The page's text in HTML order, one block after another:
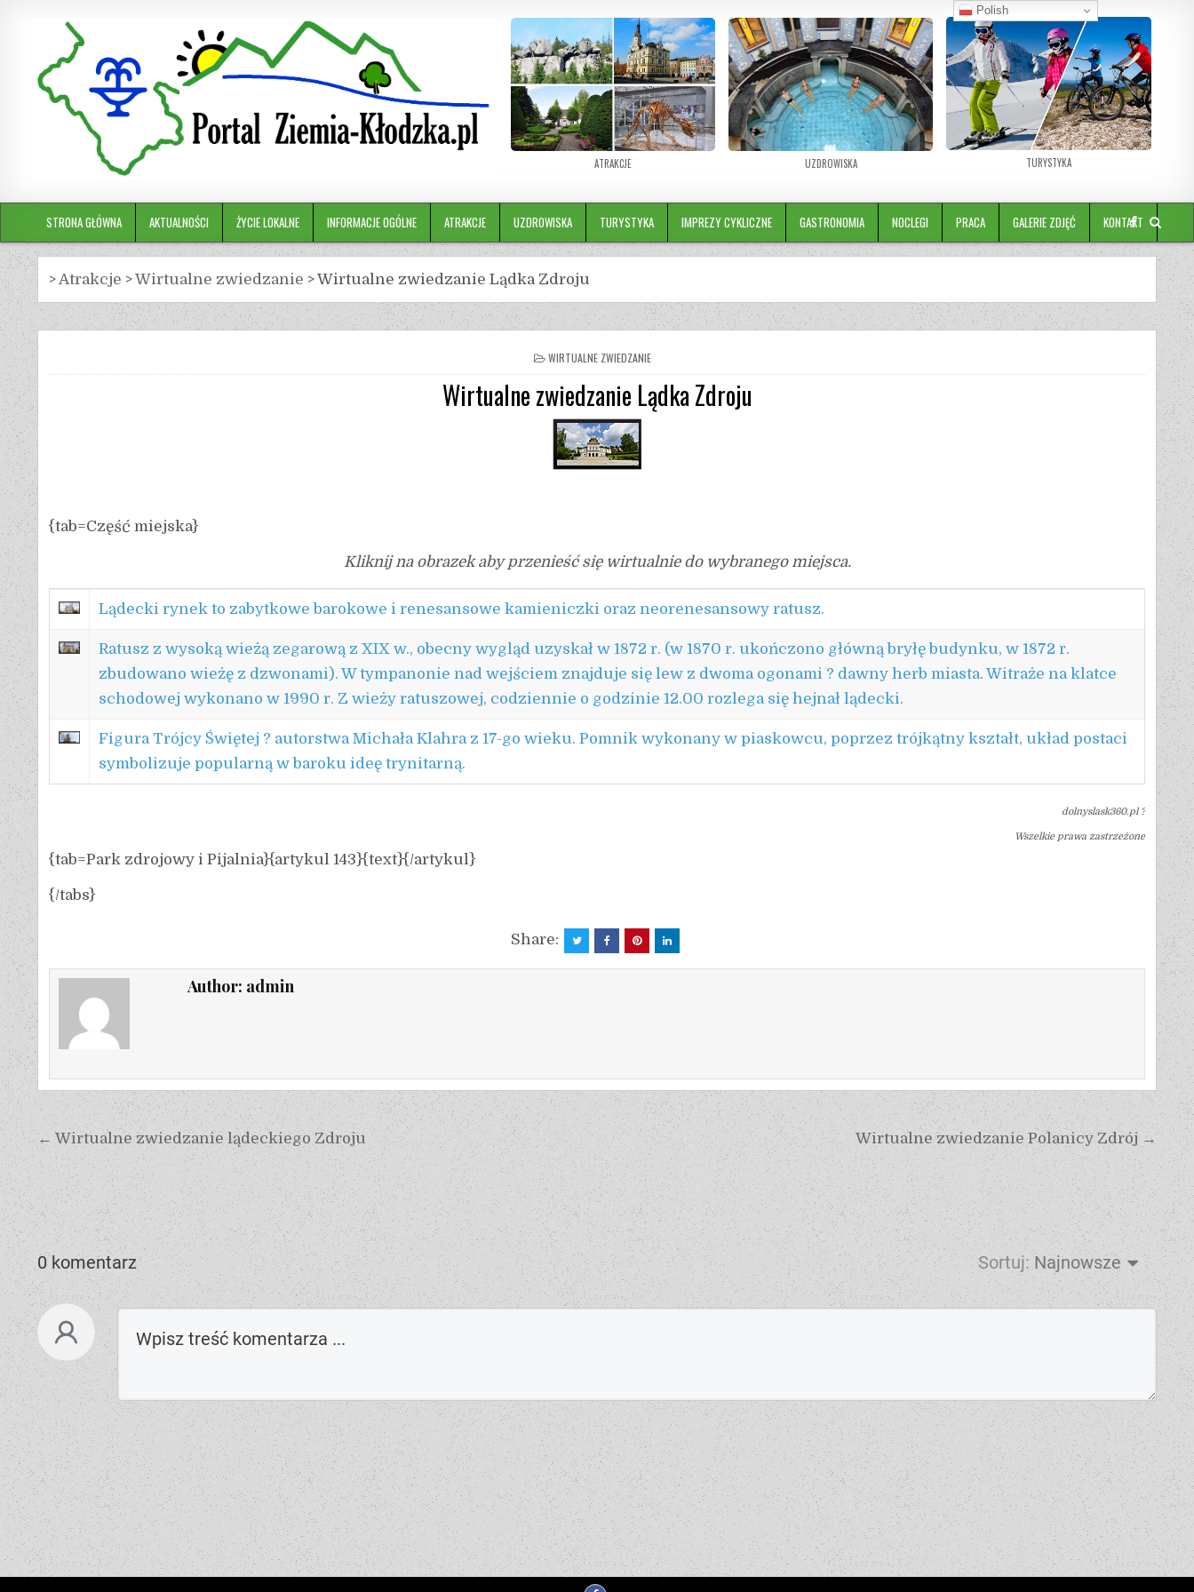
ATRAKCJE UZDROWISKA TURYSTYKA
STRONA GŁÓWNA AKTUALNOŚCI ŻYCIE LOKALNE INFORMACJE OGÓLNE ATRAKCJE UZDROWISKA TURYSTYKA IMPREZY CYKLICZNE GASTRONOMIA NOCLEGI PRACA GALERIE ZDJĘĆ KONTAKT
> Atrakcje >Wirtualne zwiedzanie >Wirtualne zwiedzanie Lądka Zdroju
WIRTUALNE ZWIEDZANIE
Wirtualne zwiedzanie Lądka Zdroju
{tab=Część miejska}
Kliknij na obrazek aby przenieść się wirtualnie do wybranego miejsca.
Lądecki rynek to zabytkowe barokowe i renesansowe kamieniczki oraz neorenesansowy ratusz.
Ratusz z wysoką wieżą zegarową z XIX w., obecny wygląd uzyskał w 1872 r. (w 1870 r. ukończono główną bryłę budynku, w 1872 r.
zbudowano wieżę z dzwonami). W tympanonie nad wejściem znajduje się lew z dwoma ogonami ? dawny herb miasta. Witraże na klatce
schodowej wykonano w 1990 r. Z wieży ratuszowej, codziennie o godzinie 12.00 rozlega się hejnał lądecki.
Figura Trójcy Świętej ? autorstwa Michała Klahra z 17-go wieku. Pomnik wykonany w piaskowcu, poprzez trójkątny kształt, układ postaci
symbolizuje popularną w baroku ideę trynitarną.
dolnyslask360.pl ?
Wszelkie prawa zastrzeżone
{tab=Park zdrojowy i Pijalnia}{artykul 143}{text}{/artykul}
{/tabs}
Share:
Author: admin
← Wirtualne zwiedzanie lądeckiego Zdroju Wirtualne zwiedzanie Polanicy Zdrój →
0 komentarz Sortuj: Najnowsze
Polish